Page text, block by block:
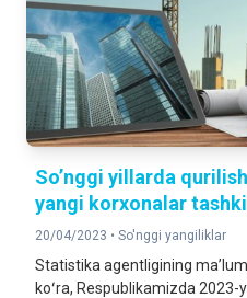
So’nggi yillarda
yangi korxonalar
20/04/2023 • So'nggi yangiliklar
Statistika agentligining
koʻra, Respublikamizda